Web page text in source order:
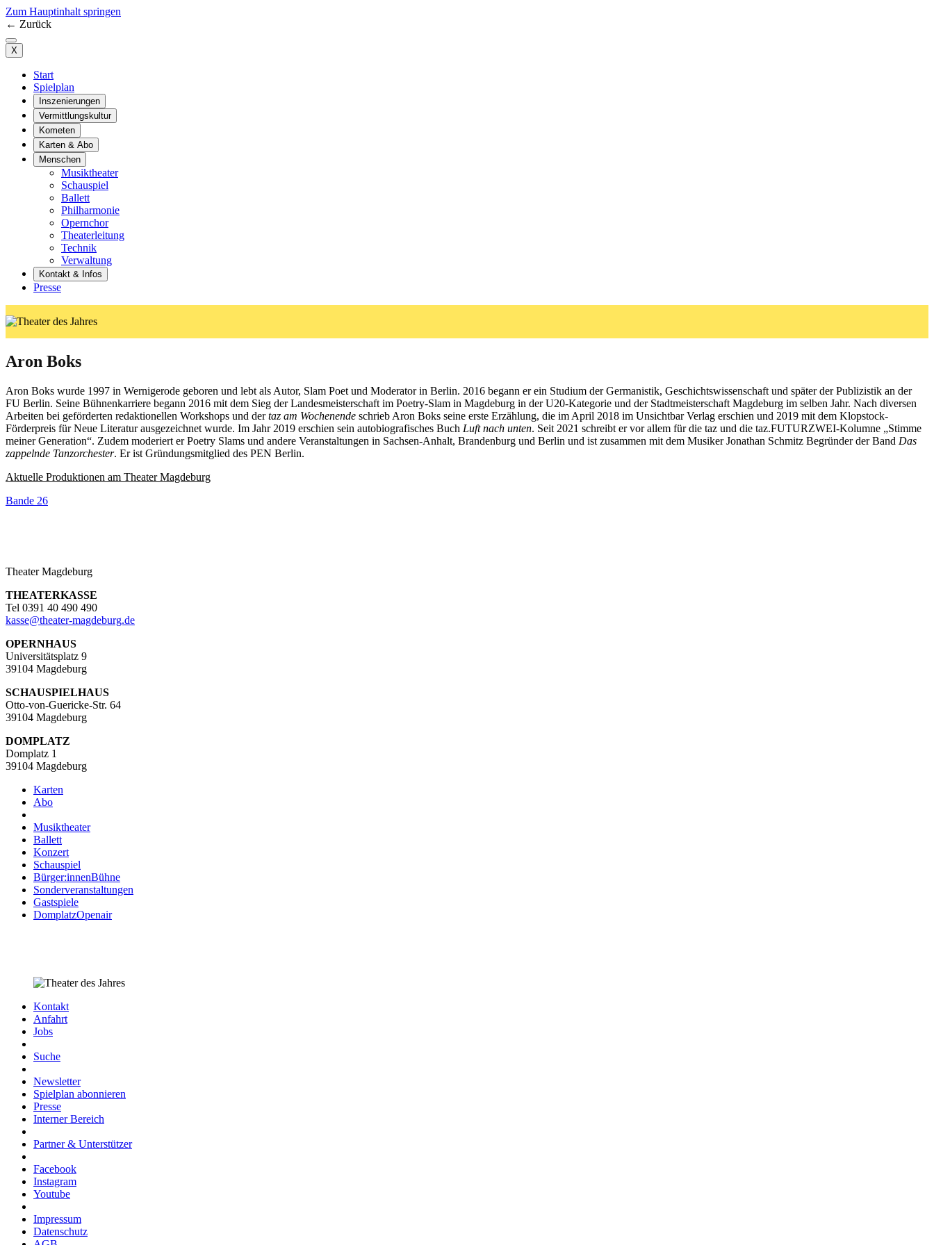
Zum Hauptinhalt springen
← Zurück
X
Start
Spielplan
Inszenierungen
Vermittlungskultur
Kometen
Karten & Abo
Menschen
Musiktheater
Schauspiel
Ballett
Philharmonie
Opernchor
Theaterleitung
Technik
Verwaltung
Kontakt & Infos
Presse
Aron Boks
Aron Boks wurde 1997 in Wernigerode geboren und lebt als Autor, Slam Poet und Moderator in Berlin. 2016 begann er ein Studium der Germanistik, Geschichtswissenschaft und später der Publizistik an der
FU Berlin. Seine Bühnenkarriere begann 2016 mit dem Sieg der Landesmeisterschaft im Poetry-Slam in Magdeburg in der U20-Kategorie und der Stadtmeisterschaft Magdeburg im selben Jahr. Nach diversen
Arbeiten bei geförderten redaktionellen Workshops und dertaz am Wochenende schrieb Aron Boks seine erste Erzählung, die im April 2018 im Unsichtbar Verlag erschien und 2019 mit dem Klopstock-
Förderpreis für Neue Literatur ausgezeichnet wurde. Im Jahr 2019 erschien sein autobiografisches Buch Luft nach unten. Seit 2021 schreibt er vor allem für die taz und die taz.FUTURZWEI-Kolumne „Stimme
meiner Generation“. Zudem moderiert er Poetry Slams und andere Veranstaltungen in Sachsen-Anhalt, Brandenburg und Berlin und ist zusammen mit dem Musiker Jonathan Schmitz Begründer der Band Das
zappelnde Tanzorchester. Er ist Gründungsmitglied des PEN Berlin.
Aktuelle Produktionen am Theater Magdeburg
Bande 26
Theater Magdeburg
THEATERKASSE
Tel 0391 40 490 490
kasse@theater-magdeburg.de
OPERNHAUS
Universitätsplatz 9
39104 Magdeburg
SCHAUSPIELHAUS
Otto-von-Guericke-Str. 64
39104 Magdeburg
DOMPLATZ
Domplatz 1
39104 Magdeburg
Karten
Abo
Musiktheater
Ballett
Konzert
Schauspiel
Bürger:innenBühne
Sonderveranstaltungen
Gastspiele
DomplatzOpenair
Kontakt
Anfahrt
Jobs
Suche
Newsletter
Spielplan abonnieren
Presse
Interner Bereich
Partner & Unterstützer
Facebook
Instagram
Youtube
Impressum
Datenschutz